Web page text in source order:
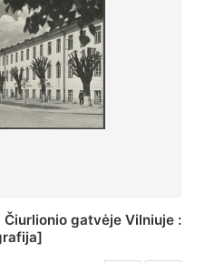
Pilsudskio kolegija :